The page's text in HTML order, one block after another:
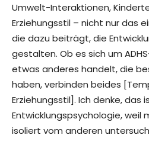
Umwelt-Interaktionen,
Erziehungsstil – nicht nur das
die dazu beiträgt, die
gestalten. Ob es sich um
etwas anderes handelt, die
haben, verbinden beides
Erziehungsstil]. Ich denke, das
Entwicklungspsychologie, weil
isoliert vom anderen